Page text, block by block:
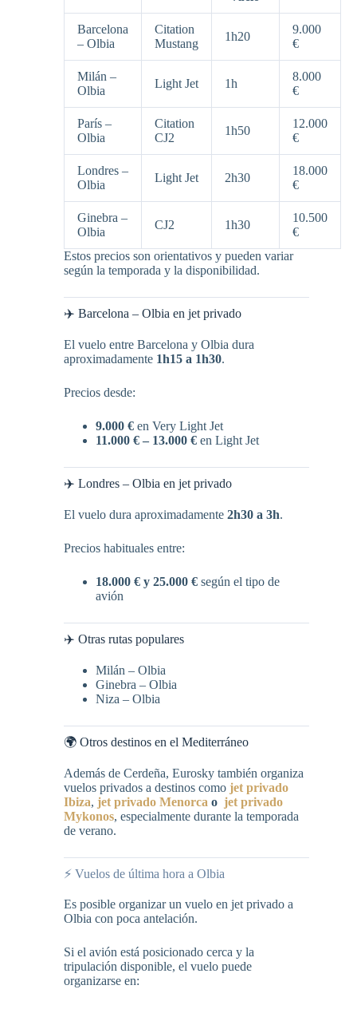
Barcelona
– Olbia
Citation
Mustang
1h20
9.000
€
Milán –
Olbia
Light Jet 1h
8.000
€
París –
Olbia
Citation
CJ2
1h50
12.000
€
Londres –
Olbia
Light Jet 2h30
18.000
€
Ginebra –
Olbia
CJ2 1h30
10.500
€
Estos precios son orientativos y pueden variar
según la temporada y la disponibilidad.
✈️ Barcelona – Olbia en jet privado
El vuelo entre Barcelona y Olbia dura
aproximadamente 1h15 a 1h30.
Precios desde:
9.000 € en Very Light Jet
11.000 € – 13.000 € en Light Jet
✈️ Londres – Olbia en jet privado
El vuelo dura aproximadamente 2h30 a 3h.
Precios habituales entre:
18.000 € y 25.000 € según el tipo de
avión
✈️ Otras rutas populares
Milán – Olbia
Ginebra – Olbia
Niza – Olbia
🌍 Otros destinos en el Mediterráneo
Además de Cerdeña, Eurosky también organiza
vuelos privados a destinos como jet privado
Ibiza, jet privado Menorca o jet privado
Mykonos, especialmente durante la temporada
de verano.
⚡ Vuelos de última hora a Olbia
Es posible organizar un vuelo en jet privado a
Olbia con poca antelación.
Si el avión está posicionado cerca y la
tripulación disponible, el vuelo puede
organizarse en: